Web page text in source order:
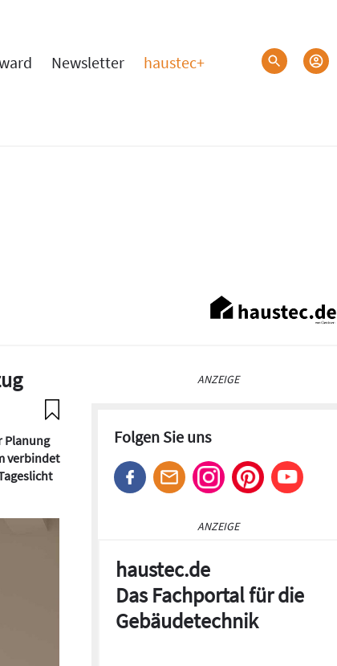
Newsletter haustec+
Planung
verbindet
ANZEIGE
Folgen Sie uns
ANZEIGE
haustec.de
Das Fachportal für die
Gebäudetechnik